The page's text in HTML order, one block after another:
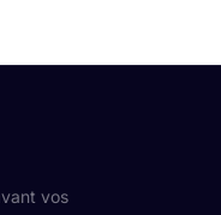
vos